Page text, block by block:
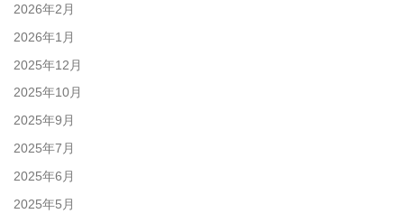
2026年2月
2026年1月
2025年12月
2025年10月
2025年9月
2025年7月
2025年6月
2025年5月